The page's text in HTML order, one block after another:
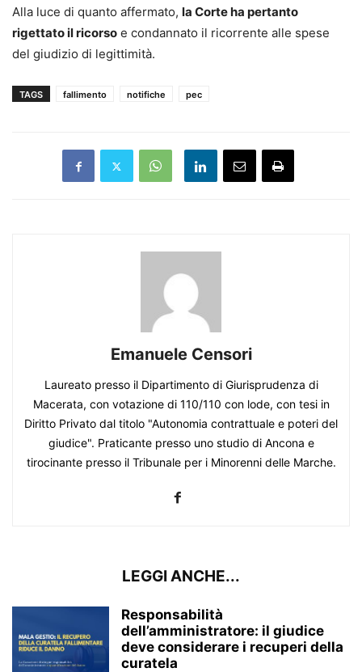
Alla luce di quanto affermato, la Corte ha pertanto
rigettato il ricorso e condannato il ricorrente alle spese
del giudizio di legittimità.
TAGS fallimento notifiche pec
Emanuele Censori
Laureato presso il Dipartimento di Giurisprudenza di
Macerata, con votazione di 110/110 con lode, con tesi in
Diritto Privato dal titolo "Autonomia contrattuale e poteri del
giudice". Praticante presso uno studio di Ancona e
tirocinante presso il Tribunale per i Minorenni delle Marche.
LEGGI ANCHE...
Responsabilità
dell’amministratore: il giudice
deve considerare i recuperi della
curatela